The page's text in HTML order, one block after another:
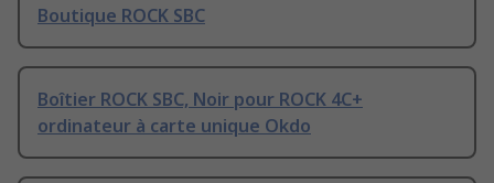
Boutique ROCK SBC
Boîtier ROCK SBC, Noir pour ROCK 4C+
ordinateur à carte unique Okdo